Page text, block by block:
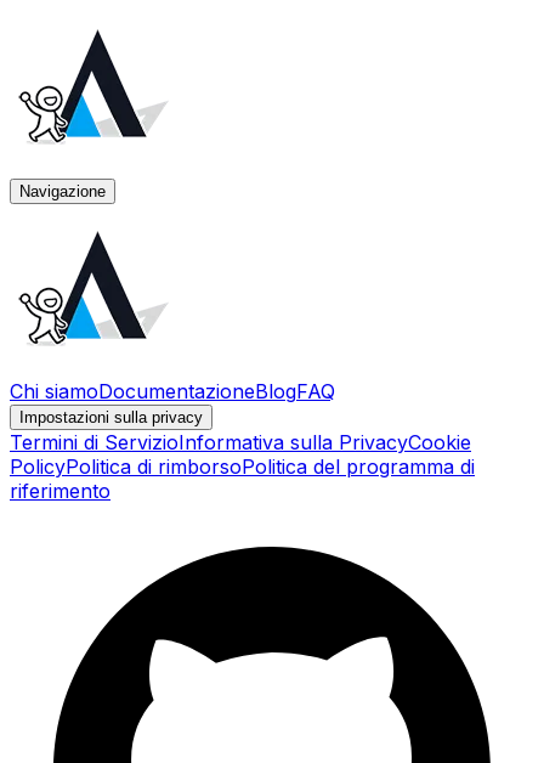
Navigazione
Chi siamoDocumentazioneBlogFAQ
Impostazioni sulla privacy
Termini di ServizioInformativa sulla PrivacyCookie
PolicyPolitica di rimborsoPolitica del programma di
riferimento